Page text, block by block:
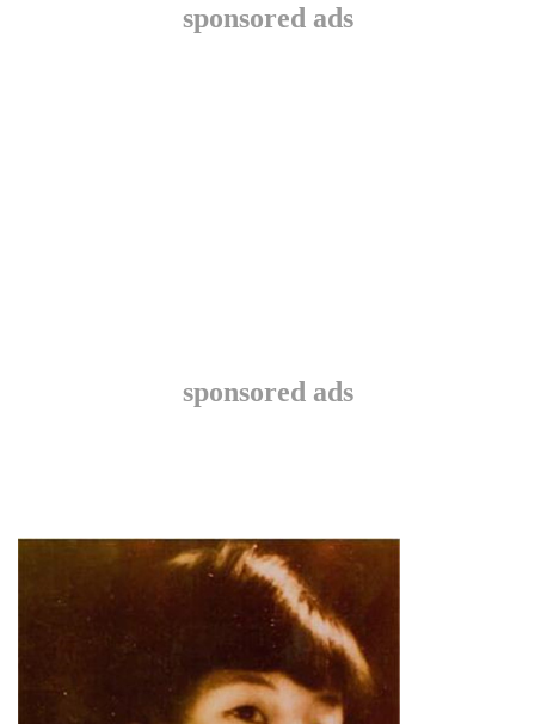
sponsored ads
sponsored ads